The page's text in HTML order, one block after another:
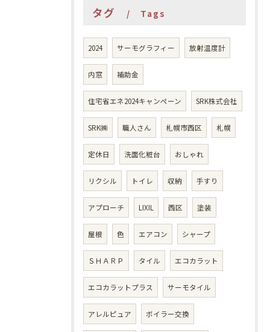
タグ Tags
2024 サーモグラフィー 放射温度計
内窓 補助金
住宅省エネ2024キャンペーン SRK株式会社
SRK㈱ 職人さん 札幌市西区 札幌
定休日 洗面化粧台 おしゃれ
リクシル トイレ 収納 手すり
アプローチ LIXIL 西区 塗装
屋根 色 エアコン シャープ
ＳＨＡＲＰ タイル エコカラット
エコカラットプラス サーモタイル
アレルピュア ボイラー交換